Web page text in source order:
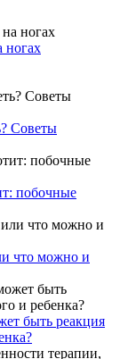
ногах
Советы
побочные
что можно и
быть реакция